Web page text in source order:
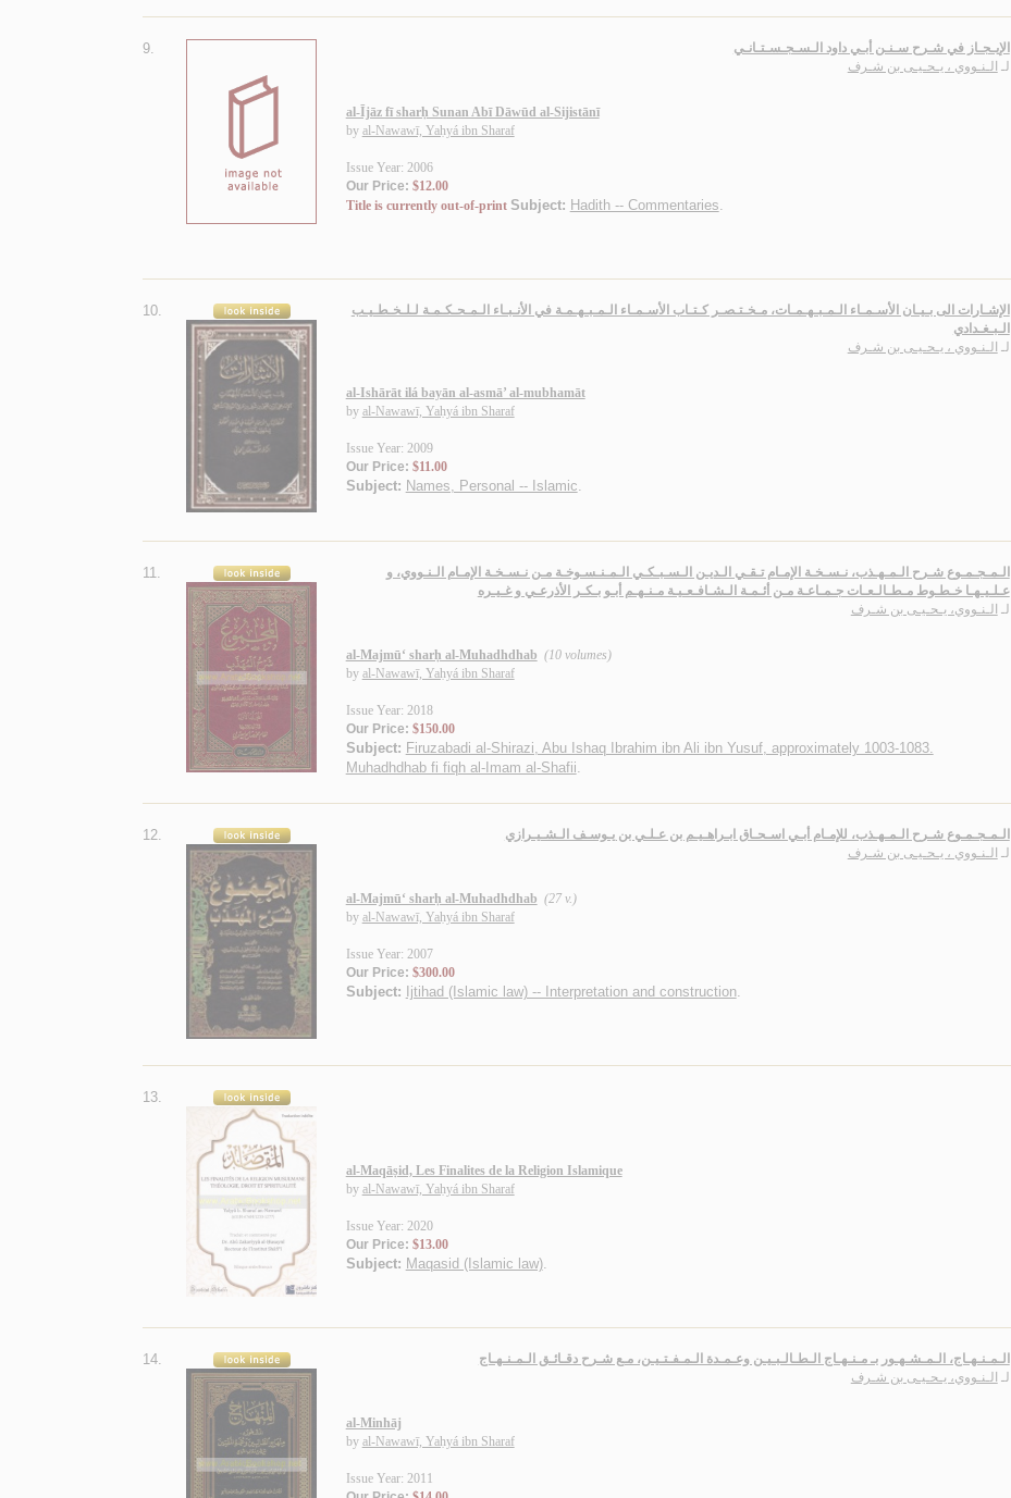
9.
الإيـجـاز في شـرح سـنـن أبـي داود الـسـجـسـتـانـي
لـ الـنـووي ، يـحـيـى بن شـرف
al-Ījāz fī sharḥ Sunan Abī Dāwūd al-Sijistānī
by al-Nawawī, Yaḥyá ibn Sharaf
Issue Year: 2006
Our Price: $12.00
Title is currently out-of-print Subject: Hadith -- Commentaries.
10.
الإشـارات الى بـيـان الأسـمـاء الـمـبـهـمـات، مـخـتـصـر كـتـاب الأسـمـاء الـمـبـهـمـة في الأنـبـاء الـمـحـكـمـة لـلـخـطـيـب
الـبـغـدادي
لـ الـنـووي ، يـحـيـى بن شـرف
al-Ishārāt ilá bayān al-asmā’ al-mubhamāt
by al-Nawawī, Yaḥyá ibn Sharaf
Issue Year: 2009
Our Price: $11.00
Subject: Names, Personal -- Islamic.
11.
الـمـجـمـوع شـرح الـمـهـذب، نـسـخـة الإمـام تـقـي الـديـن الـسـبـكـي الـمـنـسـوخـة مـن نـسـخـة الإمـام الـنـووي، و
عـلـيـهـا خـطـوط مـطـالـعـات جـمـاعـة مـن أئـمـة الـشـافـعـيـة مـنـهـم أبـو بـكـر الأذرعـي و غـيـره
لـ الـنـووي، يـحـيـى بن شـرف
al-Majmū‘ sharḥ al-Muhadhdhab (10 volumes)
by al-Nawawī, Yaḥyá ibn Sharaf
Issue Year: 2018
Our Price: $150.00
Subject: Firuzabadi al-Shirazi, Abu Ishaq Ibrahim ibn Ali ibn Yusuf, approximately 1003-1083.
Muhadhdhab fi fiqh al-Imam al-Shafii.
12.
الـمـجـمـوع شـرح الـمـهـذب، للإمـام أبـي اسـحـاق ابـراهـيـم بن عـلـي بن يـوسـف الـشـيـرازي
لـ الـنـووي ، يـحـيـى بن شـرف
al-Majmū‘ sharḥ al-Muhadhdhab (27 v.)
by al-Nawawī, Yaḥyá ibn Sharaf
Issue Year: 2007
Our Price: $300.00
Subject: Ijtihad (Islamic law) -- Interpretation and construction.
13.
al-Maqāṣid, Les Finalites de la Religion Islamique
by al-Nawawī, Yaḥyá ibn Sharaf
Issue Year: 2020
Our Price: $13.00
Subject: Maqasid (Islamic law).
14.
الـمـنـهـاج، الـمـشـهـور بـ مـنـهـاج الـطـالـبـيـن وعـمـدة الـمـفـتـيـن، مـع شـرح دقـائـق الـمـنـهـاج
لـ الـنـووي، يـحـيـى بن شـرف
al-Minhāj
by al-Nawawī, Yaḥyá ibn Sharaf
Issue Year: 2011